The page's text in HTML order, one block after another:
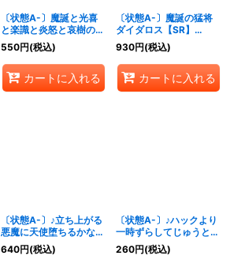
〔状態A-〕魔誕と光喜
と楽識と炎怒と哀樹の決
断【VR】{24RP4秘15/
秘24}《多》
550円(税込)
カートに入れる
〔状態A-〕魔誕の猛将
ダイダロス【SR】
{24RP4秘5/秘24}
《火》
930円(税込)
カートに入れる
〔状態A-〕♪立ち上がる
悪魔に天使堕ちるかな
【VR】{24RP42/76}
《水》
640円(税込)
〔状態A-〕♪ハックより
一時ずらしてじゅうとな
な【SR】{24RP4秘9/秘
24}《多》
260円(税込)